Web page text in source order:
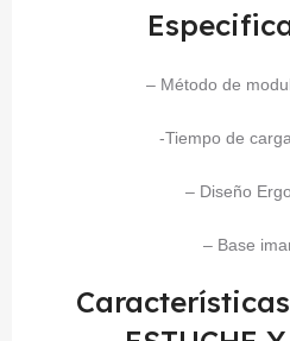
– Método de
-Tiempo de
– Diseño
– Base